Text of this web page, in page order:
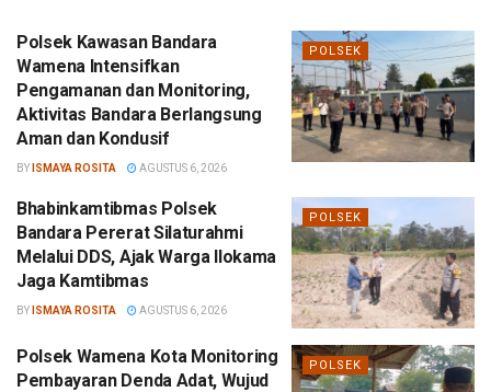
POLSEK
Polsek Kawasan Bandara
Wamena Intensifkan
Pengamanan dan Monitoring,
Aktivitas Bandara Berlangsung
Aman dan Kondusif
BY ISMAYA ROSITA AGUSTUS 6, 2026
POLSEK
Bhabinkamtibmas Polsek
Bandara Pererat Silaturahmi
Melalui DDS, Ajak Warga Ilokama
Jaga Kamtibmas
BY ISMAYA ROSITA AGUSTUS 6, 2026
POLSEK
Polsek Wamena Kota Monitoring
Pembayaran Denda Adat, Wujud